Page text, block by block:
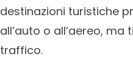
destinazioni turistiche
all’auto o all’aereo,
traffico.